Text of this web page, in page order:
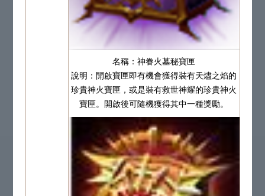
名稱：神眷火墓秘寶匣
說明：開啟寶匣即有機會獲得裝有天燼之焰的
珍貴神火寶匣，或是裝有救世神耀的珍貴神火
寶匣。開啟後可隨機獲得其中一種獎勵。